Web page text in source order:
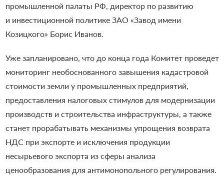
промышленной палаты РФ, директор по развитию
и инвестиционной политике ЗАО «Завод имени
Козицкого» Борис Иванов.
Уже запланировано, что до конца года Комитет проведет
мониторинг необоснованного завышения кадастровой
стоимости земли у промышленных предприятий,
предоставления налоговых стимулов для модернизации
производств и строительства инфраструктуры, а также
станет прорабатывать механизмы упрощения возврата
НДС при экспорте и исключения продукции
несырьевого экспорта из сферы анализа
ценообразования для антимонопольного регулирования.